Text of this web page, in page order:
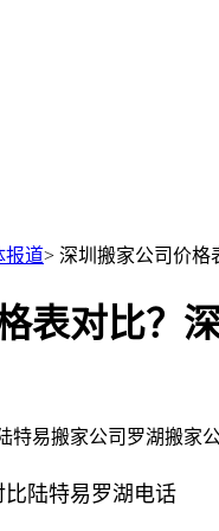
报道> 深圳搬家公司价格
表对比？
特易搬家公司罗湖搬家
陆特易罗湖电话